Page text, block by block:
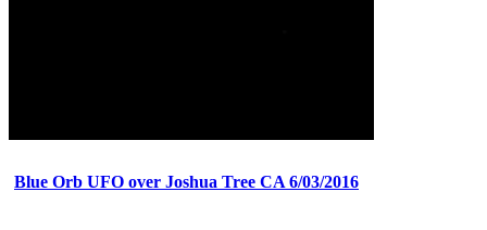
Blue Orb UFO over Joshua Tree CA 6/03/2016